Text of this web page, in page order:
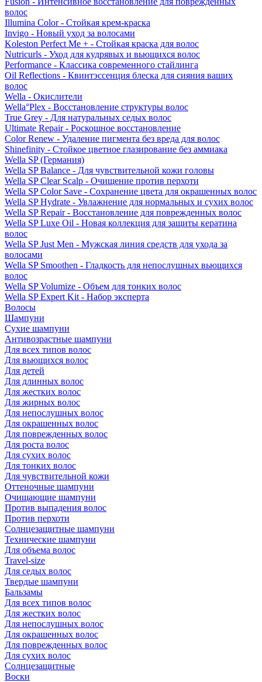
волос
Illumina Color - Стойкая крем-краска
Invigo - Новый уход за волосами
Koleston Perfect Me + - Стойкая краска для волос
Nutricurls - Уход для кудрявых и вьющихся волос
Performance - Классика современного стайлинга
Oil Reflections - Квинтэссенция блеска для сияния ваших
волос
Wella - Окислители
Wella°Plex - Восстановление структуры волос
True Grey - Для натуральных седых волос
Ultimate Repair - Роскошное восстановление
Color Renew - Удаление пигмента без вреда для волос
Shinefinity - Стойкое цветное глазирование без аммиака
Wella SP (Германия)
Wella SP Balance - Для чувствительной кожи головы
Wella SP Clear Scalp - Очищение против перхоти
Wella SP Color Save - Сохранение цвета для окрашенных волос
Wella SP Hydrate - Увлажнение для нормальных и сухих волос
Wella SP Repair - Восстановление для поврежденных волос
Wella SP Luxe Oil - Новая коллекция для защиты кератина
волос
Wella SP Just Men - Мужская линия средств для ухода за
волосами
Wella SP Smoothen - Гладкость для непослушных вьющихся
волос
Wella SP Volumize - Объем для тонких волос
Wella SP Expert Kit - Набор эксперта
Волосы
Шампуни
Сухие шампуни
Антивозрастные шампуни
Для всех типов волос
Для вьющихся волос
Для детей
Для длинных волос
Для жестких волос
Для жирных волос
Для непослушных волос
Для окрашенных волос
Для поврежденных волос
Для роста волос
Для сухих волос
Для тонких волос
Для чувствительной кожи
Оттеночные шампуни
Очищающие шампуни
Против выпадения волос
Против перхоти
Солнцезащитные шампуни
Технические шампуни
Для объема волос
Travel-size
Для седых волос
Твердые шампуни
Бальзамы
Для всех типов волос
Для жестких волос
Для непослушных волос
Для окрашенных волос
Для поврежденных волос
Для сухих волос
Солнцезащитные
Воски